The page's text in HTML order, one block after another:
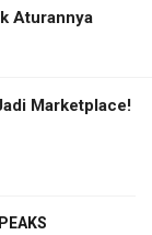
Aturannya
Marketplace!